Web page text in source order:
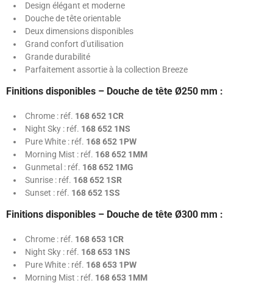
Design élégant et moderne
Douche de tête orientable
Deux dimensions disponibles
Grand confort d'utilisation
Grande durabilité
Parfaitement assortie à la collection Breeze
Finitions disponibles – Douche de tête Ø250 mm :
Chrome : réf. 168 652 1CR
Night Sky : réf. 168 652 1NS
Pure White : réf. 168 652 1PW
Morning Mist : réf. 168 652 1MM
Gunmetal : réf. 168 652 1MG
Sunrise : réf. 168 652 1SR
Sunset : réf. 168 652 1SS
Finitions disponibles – Douche de tête Ø300 mm :
Chrome : réf. 168 653 1CR
Night Sky : réf. 168 653 1NS
Pure White : réf. 168 653 1PW
Morning Mist : réf. 168 653 1MM